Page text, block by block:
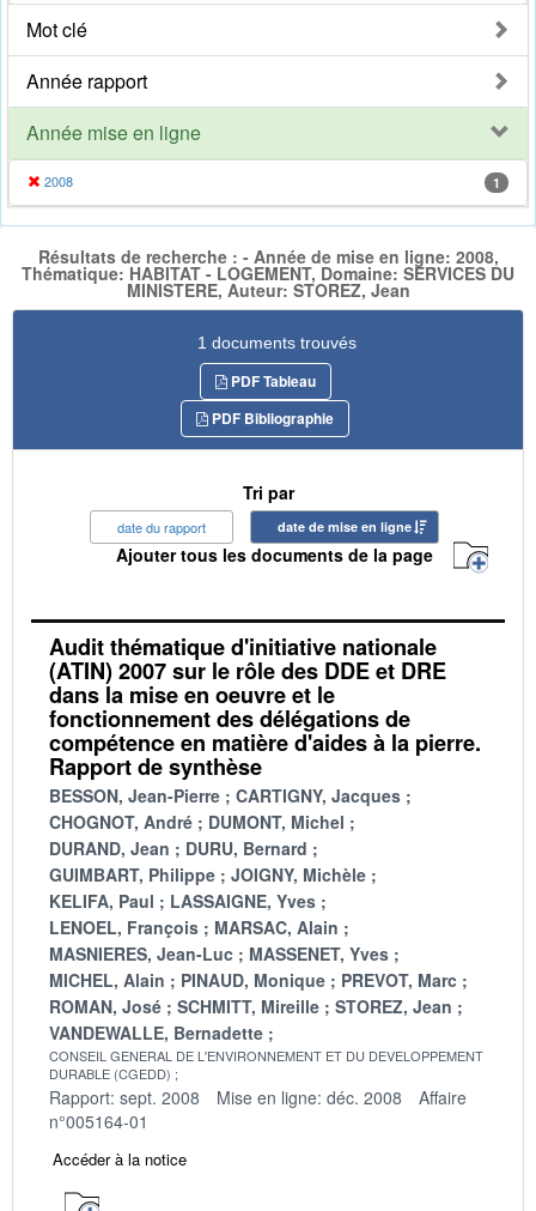
Mot clé
Année rapport
Année mise en ligne
2008 1
Résultats de recherche : - Année de mise en ligne: 2008,
Thématique: HABITAT - LOGEMENT, Domaine: SERVICES DU
MINISTERE, Auteur: STOREZ, Jean
1 documents trouvés
PDF Tableau
PDF Bibliographie
Tri par
date du rapport date de mise en ligne
Ajouter tous les documents de la page
Audit thématique d'initiative nationale
(ATIN) 2007 sur le rôle des DDE et DRE
dans la mise en oeuvre et le
fonctionnement des délégations de
compétence en matière d'aides à la pierre.
Rapport de synthèse
BESSON, Jean-Pierre
CARTIGNY, Jacques
CHOGNOT, André
DUMONT, Michel
DURAND, Jean
DURU, Bernard
GUIMBART, Philippe
JOIGNY, Michèle
KELIFA, Paul
LASSAIGNE, Yves
LENOEL, François
MARSAC, Alain
MASNIERES, Jean-Luc
MASSENET, Yves
MICHEL, Alain
PINAUD, Monique
PREVOT, Marc
ROMAN, José
SCHMITT, Mireille
STOREZ, Jean
VANDEWALLE, Bernadette
CONSEIL GENERAL DE L'ENVIRONNEMENT ET DU DEVELOPPEMENT
DURABLE (CGEDD)
Rapport: sept. 2008 Mise en ligne: déc. 2008
Affaire
n°005164-01
Accéder à la notice